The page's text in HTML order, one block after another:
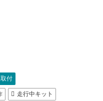
付
走行中キット